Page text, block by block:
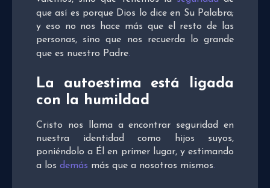
que así es porque Dios lo dice en Su Palabra;
y eso no nos hace más que el resto de las
personas, sino que nos recuerda lo grande
que es nuestro Padre.
La autoestima está ligada
con la humildad
Cristo nos llama a encontrar seguridad en
nuestra identidad como hijos suyos,
poniéndolo a Él en primer lugar, y estimando
a los demás más que a nosotros mismos.